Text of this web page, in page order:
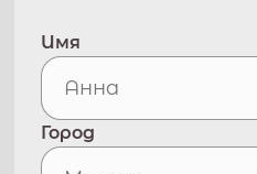
Имя
Город